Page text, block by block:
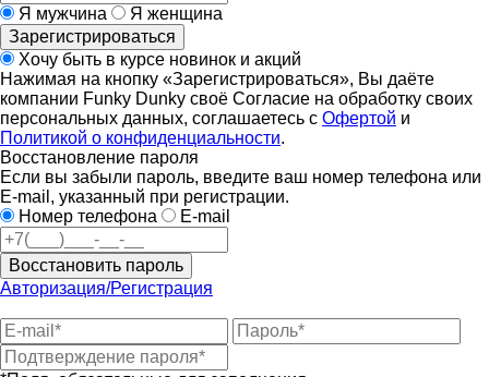
Я мужчина
Я женщина
Зарегистрироваться
Хочу быть в курсе новинок и акций
Нажимая на кнопку «Зарегистрироваться», Вы даёте
компании Funky Dunky своё Согласие на обработку своих
персональных данных, соглашаетесь с Офертой и
Политикой о конфиденциальности.
Восстановление пароля
Если вы забыли пароль, введите ваш номер телефона или
E-mail, указанный при регистрации.
Номер телефона
E-mail
Восстановить пароль
Авторизация/Регистрация